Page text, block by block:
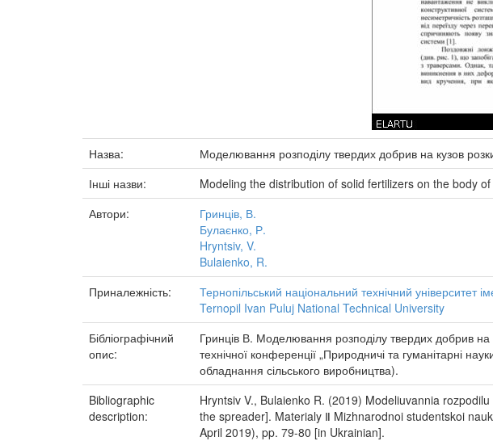
Назва:
Моделювання розподілу твердих добрив на кузов
Інші назви:
Modeling the distribution of solid fertilizers on the body
Автори:
Гринців, В.
Булаєнко, Р.
Hryntsiv, V.
Bulaienko, R.
Приналежність:
Тернопільський національний технічний університет
Ternopil Ivan Puluj National Technical University
Бібліографічний
опис:
Гринців В. Моделювання розподілу твердих добрив на
технічної конференції „Природничі та
обладнання сільського виробництва).
Bibliographic
description:
Hryntsiv V., Bulaienko R. (2019) Modeliuvannia
the spreader]. Materialy Ⅱ Mizhnarodnoi studentskoi
April 2019), pp. 79-80 [in Ukrainian].